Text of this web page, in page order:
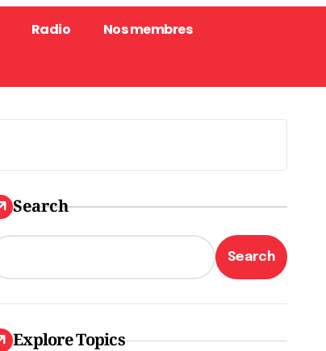
Radio
Nos membres
Search
Search
Explore Topics